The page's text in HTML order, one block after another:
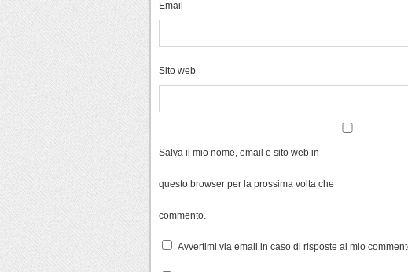
Email
Sito web
Salva il mio nome, email e sito web in
questo browser per la prossima volta che
commento.
Avvertimi via email in caso di risposte al mio